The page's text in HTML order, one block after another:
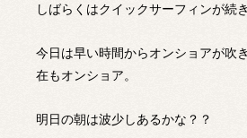
しばらくはクイックサーフィンが続
今日は早い時間からオンショアが吹
在もオンショア。
明日の朝は波少しあるかな？？